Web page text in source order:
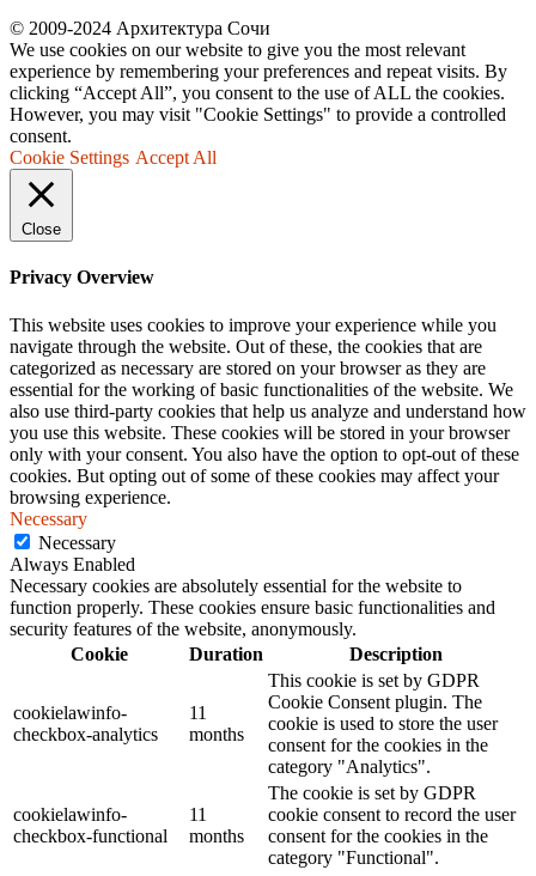
© 2009-2024 Архитектура Сочи
We use cookies on our website to give you the most relevant
experience by remembering your preferences and repeat visits. By
clicking “Accept All”, you consent to the use of ALL the cookies.
However, you may visit "Cookie Settings" to provide a controlled
consent.
Cookie Settings Accept All
Close
Privacy Overview
This website uses cookies to improve your experience while you
navigate through the website. Out of these, the cookies that are
categorized as necessary are stored on your browser as they are
essential for the working of basic functionalities of the website. We
also use third-party cookies that help us analyze and understand how
you use this website. These cookies will be stored in your browser
only with your consent. You also have the option to opt-out of these
cookies. But opting out of some of these cookies may affect your
browsing experience.
Necessary
Necessary
Always Enabled
Necessary cookies are absolutely essential for the website to
function properly. These cookies ensure basic functionalities and
security features of the website, anonymously.
Cookie
Duration Description
cookielawinfo-
checkbox-analytics
11
months
This cookie is set by GDPR
Cookie Consent plugin. The
cookie is used to store the user
consent for the cookies in the
category "Analytics".
cookielawinfo-
checkbox-functional
11
months
The cookie is set by GDPR
cookie consent to record the user
consent for the cookies in the
category "Functional".